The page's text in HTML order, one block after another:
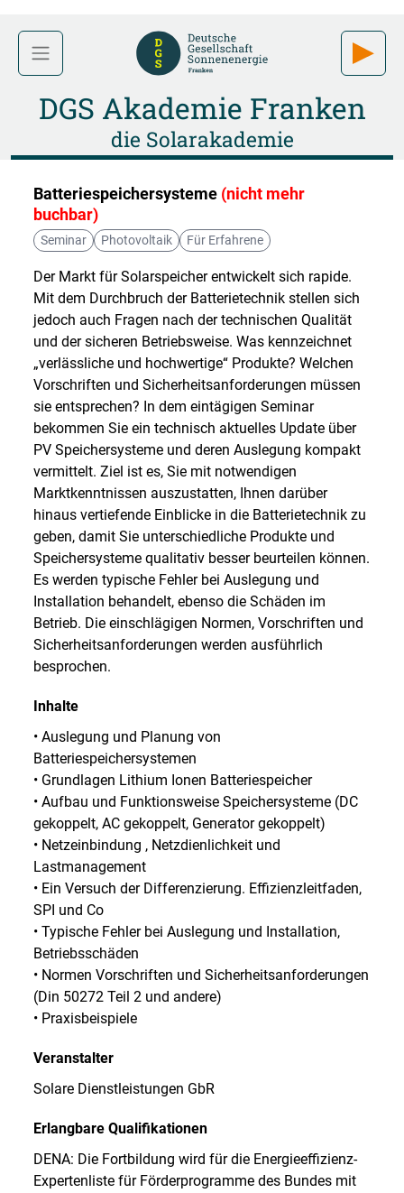
DGS Akademie Franken
die Solarakademie
Batteriespeichersysteme (nicht mehr
buchbar)
Seminar Photovoltaik Für Erfahrene
Der Markt für Solarspeicher entwickelt sich rapide.
Mit dem Durchbruch der Batterietechnik stellen sich
jedoch auch Fragen nach der technischen Qualität
und der sicheren Betriebsweise. Was kennzeichnet
„verlässliche und hochwertige“ Produkte? Welchen
Vorschriften und Sicherheitsanforderungen müssen
sie entsprechen? In dem eintägigen Seminar
bekommen Sie ein technisch aktuelles Update über
PV Speichersysteme und deren Auslegung kompakt
vermittelt. Ziel ist es, Sie mit notwendigen
Marktkenntnissen auszustatten, Ihnen darüber
hinaus vertiefende Einblicke in die Batterietechnik zu
geben, damit Sie unterschiedliche Produkte und
Speichersysteme qualitativ besser beurteilen können.
Es werden typische Fehler bei Auslegung und
Installation behandelt, ebenso die Schäden im
Betrieb. Die einschlägigen Normen, Vorschriften und
Sicherheitsanforderungen werden ausführlich
besprochen.
Inhalte
• Auslegung und Planung von
Batteriespeichersystemen
• Grundlagen Lithium Ionen Batteriespeicher
• Aufbau und Funktionsweise Speichersysteme (DC
gekoppelt, AC gekoppelt, Generator gekoppelt)
• Netzeinbindung , Netzdienlichkeit und
Lastmanagement
• Ein Versuch der Differenzierung. Effizienzleitfaden,
SPI und Co
• Typische Fehler bei Auslegung und Installation,
Betriebsschäden
• Normen Vorschriften und Sicherheitsanforderungen
(Din 50272 Teil 2 und andere)
• Praxisbeispiele
Veranstalter
Solare Dienstleistungen GbR
Erlangbare Qualifikationen
DENA: Die Fortbildung wird für die Energieeffizienz-
Expertenliste für Förderprogramme des Bundes mit